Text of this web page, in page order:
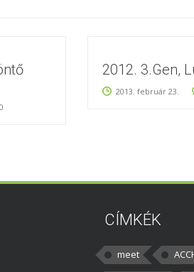
0
2012. 3.Gen,
2013. február 23.
CÍMKÉK
meet